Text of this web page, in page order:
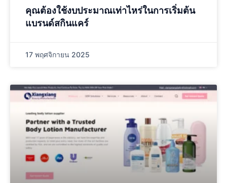
คุณต้องใช้งบประมาณเท่าไหร่ในการเริ่มต้น
แบรนด์สกินแคร์
17 พฤศจิกายน 2025